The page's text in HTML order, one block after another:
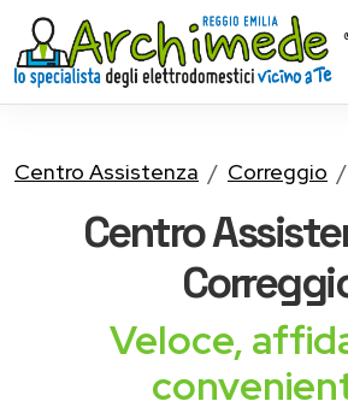
Centro Assistenza Correggio
Centro
Veloce,